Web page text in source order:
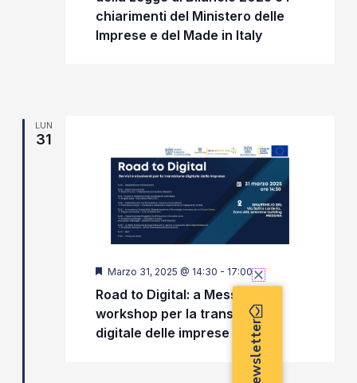
chiarimenti del Ministero delle
Imprese e del Made in Italy
LUN
31
Segnalati
Marzo 31, 2025 @ 14:30 - 17:00
Road to Digital: a Messina il
workshop per la transizione
digitale delle imprese